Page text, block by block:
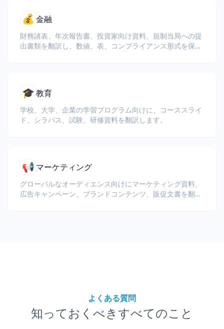
💰 金融
財務諸表、年次報告書、投資家向け資料、規制当局への提
出書類を翻訳し、数値、表、コンプライアンス形式を保持
🎓教育
学校、大学、企業の学習プログラム向けに、コーススライ
ド、シラバス、試験、研修資料を翻訳します。
📢 マーケティング
グローバルなオーディエンス向けにマーケティング資料、
広告キャンペーン、ブランドコンテンツ、販促文書を翻訳
よくある質問
知っておくべきすべてのこと